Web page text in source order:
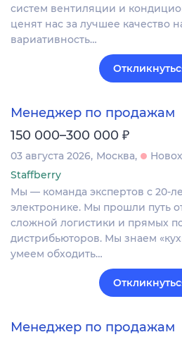
систем вентиляции и
ценят нас за лучшее качество
вариативность…
Менеджер по продажам
150 000–300 000 ₽
03 августа 2026 Москва
Staffberry
Мы — команда экспертов с 20-
электронике. Мы прошли путь
сложной логистики и прямых
дистрибьюторов. Мы знаем
умеем обходить…
Менеджер по продажам